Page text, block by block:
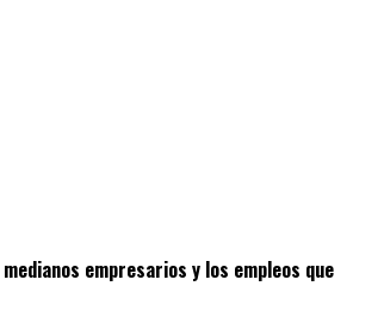
empresarios y los empleos que